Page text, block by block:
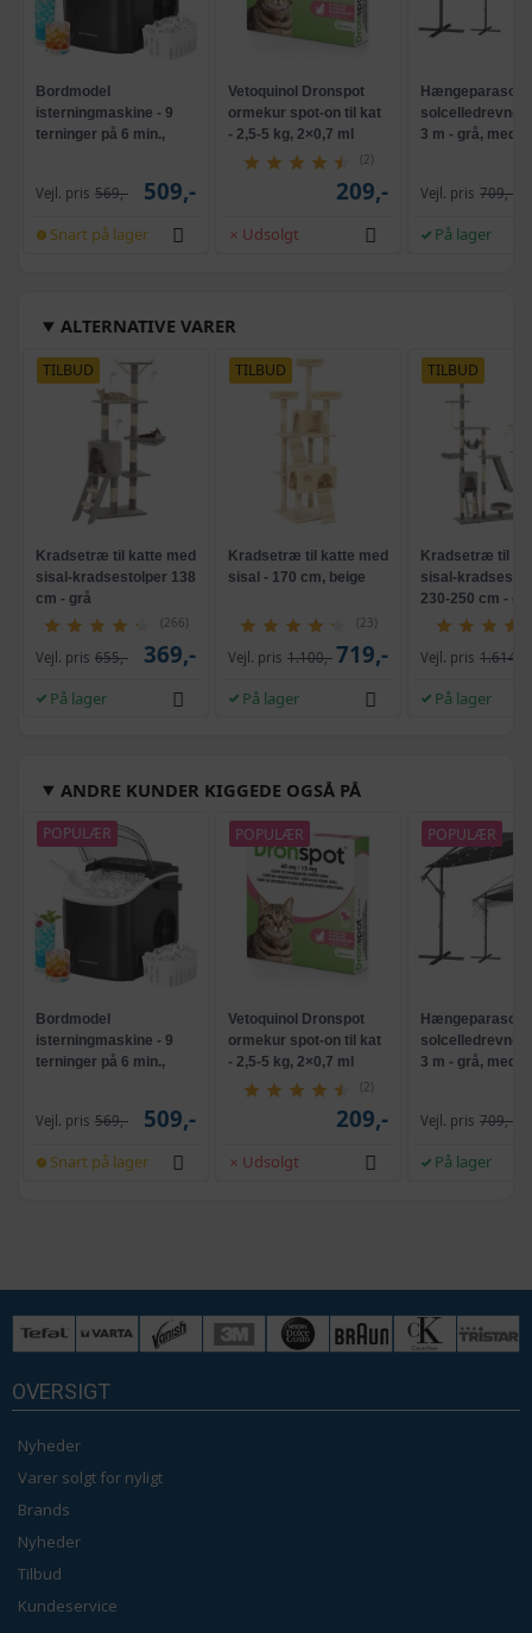
Bordmodel
isterningmaskine - 9
terninger på 6 min.,
Vejl. pris 569,- 509,-
Snart på lager
Vetoquinol Dronspot
ormekur spot-on til kat
- 2,5-5 kg, 2×0,7 ml
(2)
209,-
Udsolgt
Hængeparasols
solcelledrevne
3 m - grå, med
Vejl. pris 709,-
På lager
ALTERNATIVE VARER
TILBUD
Kradsetræ til katte med
sisal-kradsestolper 138
cm - grå
(266)
Vejl. pris 655,- 369,-
På lager
TILBUD
Kradsetræ til katte med
sisal - 170 cm, beige
(23)
Vejl. pris 1.100,- 719,-
På lager
TILBUD
Kradsetræ til
sisal-
230-250 cm -
Vejl. pris 1.614,-
På lager
ANDRE KUNDER KIGGEDE OGSÅ PÅ
POPULÆR
Bordmodel
isterningmaskine - 9
terninger på 6 min.,
Vejl. pris 569,- 509,-
Snart på lager
POPULÆR
Vetoquinol Dronspot
ormekur spot-on til kat
- 2,5-5 kg, 2×0,7 ml
(2)
209,-
Udsolgt
POPULÆR
Hængeparasols
solcelledrevne
3 m - grå, med
Vejl. pris 709,-
På lager
OVERSIGT
Nyheder
Varer solgt for nyligt
Brands
Nyheder
Tilbud
Kundeservice